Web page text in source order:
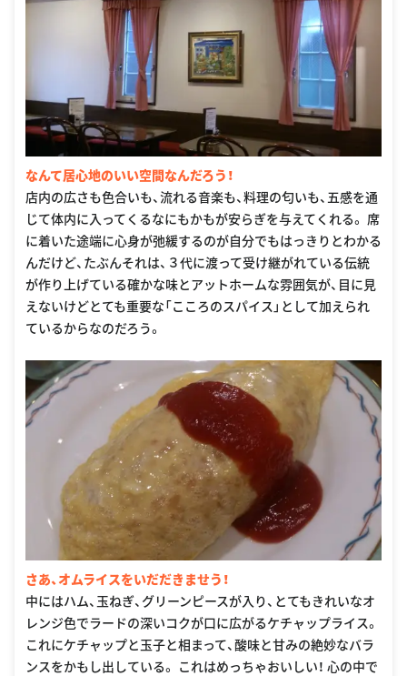
なんて居心地のいい空間なんだろう！
店内の広さも色合いも、流れる音楽も、料理の匂いも、五感を通
じて体内に入ってくるなにもかもが安らぎを与えてくれる。 席
に着いた途端に心身が弛緩するのが自分でもはっきりとわかる
んだけど、たぶんそれは、３代に渡って受け継がれている伝統
が作り上げている確かな味とアットホームな雰囲気が、目に見
えないけどとても重要な「こころのスパイス」として加えられ
ているからなのだろう。
さあ、オムライスをいだだきませう！
中にはハム、玉ねぎ、グリーンピースが入り、とてもきれいなオ
レンジ色でラードの深いコクが口に広がるケチャップライス。
これにケチャップと玉子と相まって、酸味と甘みの絶妙なバラ
ンスをかもし出している。 これはめっちゃおいしい！ 心の中で